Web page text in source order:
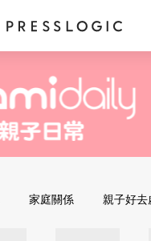
家庭關係 親子好去